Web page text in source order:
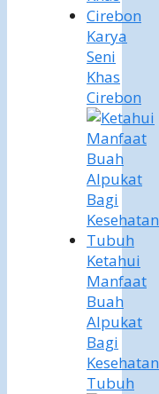
Karya
Seni
Khas
Cirebon
Ketahui
Manfaat
Buah
Alpukat
Bagi
Kesehatan
Tubuh